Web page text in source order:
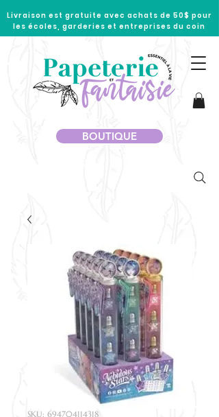
Livraison est gratuite avec achats de 50$ pour
les écoles, garderies et entreprises du coin
BOUTIQUE
SKU: 694704114318